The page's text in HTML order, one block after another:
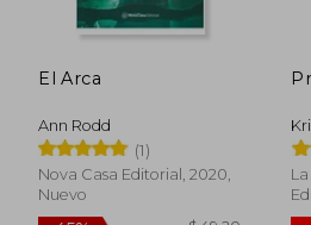
45%
El Arca
Ann Rodd
(1)
Nova Casa Editorial, 2020,
Nuevo